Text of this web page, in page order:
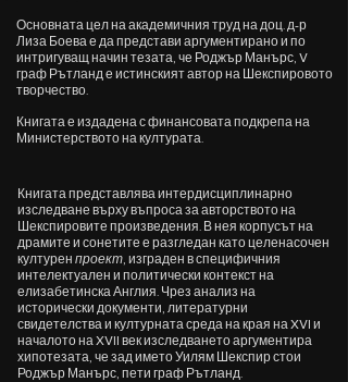
Основната цел на академичния труд на доц. д-р
Лиза Боева е да представи аргументирано и по
интригуващ начин тезата, че Роджър Манърс, V
граф Рътланд е истинският автор на Шекспировото
творчество.
Книгата е издадена с финансовата подкрепа на
Министерството на културата.
Книгата представлява интердисциплинарно
изследване върху въпроса за авторството на
Шекспировите произведения. В нея корпусът на
драмите и сонетите е разгледан като целенасочен
културен проект, изграден в специфичния
интелектуален и политически контекст на
елизабетинска Англия. Чрез анализ на
исторически документи, литературни
свидетелства и културната среда на края на XVI и
началото на XVII век изследването аргументира
хипотезата, че зад името Уилям Шекспир стои
Роджър Манърс, пети граф Рътланд.